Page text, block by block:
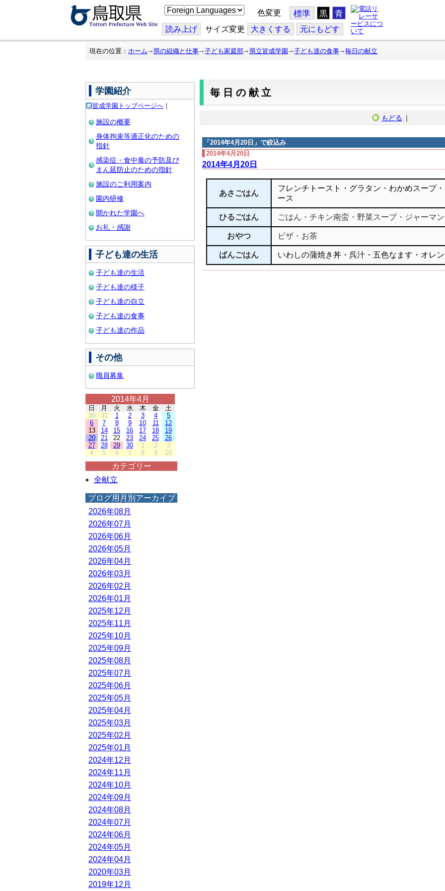
こ
の
ジ
を
翻
色変更 標準 黒 青
読み上げ サイズ変更 大きくする 元にもどす
現在の位置： ホーム 県の組織と仕事 子ども家庭部 県立皆成学園 子ども達の食事 毎日の献立
学園紹介
皆成学園トップページへ ｜
施設の概要
身体拘束等適正化のための
指針
感染症・食中毒の予防及び
まん延防止のための指針
施設のご利用案内
園内研修
開かれた学園へ
お礼・感謝
子ども達の生活
子ども達の生活
子ども達の様子
子ども達の自立
子ども達の食事
子ども達の作品
その他
職員募集
2014年4月
日 月 火 水 木 金
土
30
31 1 2 3 4
5
6
7 8 9 10 11
12
13
14 15 16 17 18
19
20
21 22 23 24 25
26
27
28 29 30 1 2
3
4
5 6 7 8 9 10
カテゴリー
全献立
ブログ用月別アーカイブ
2026年08月
2026年07月
2026年06月
2026年05月
2026年04月
2026年03月
2026年02月
2026年01月
2025年12月
2025年11月
2025年10月
2025年09月
2025年08月
2025年07月
2025年06月
2025年05月
2025年04月
2025年03月
2025年02月
2025年01月
2024年12月
2024年11月
2024年10月
2024年09月
2024年08月
2024年07月
2024年06月
2024年05月
2024年04月
2020年03月
2019年12月
毎日の献立
もどる ｜
「 2014年4月20日 」で絞込み
2014年4月20日
2014年4月20日
あさごはん
フレンチトースト・グラタン・わかめスープ
ース
ひるごはん ごはん・チキン南蛮・野菜スープ・ジャーマ
おやつ ピザ・お茶
ばんごはん いわしの蒲焼き丼・呉汁・五色なます・オレ